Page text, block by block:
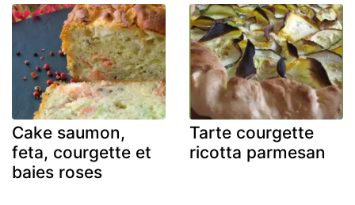
Cake saumon,
feta, courgette et
baies roses
Tarte courgette
ricotta parmesan